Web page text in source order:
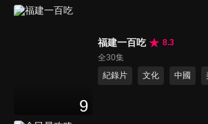
9
福建一百吃
8.3
全30集
紀錄片
文化 中國